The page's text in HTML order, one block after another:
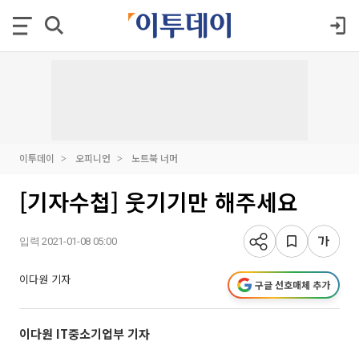
이투데이 오피니언 노트북 너머
[기자수첩] 웃기기만 해주세요
입력 2021-01-08 05:00
이다원 기자 구글 선호매체 추가
이다원 IT중소기업부 기자